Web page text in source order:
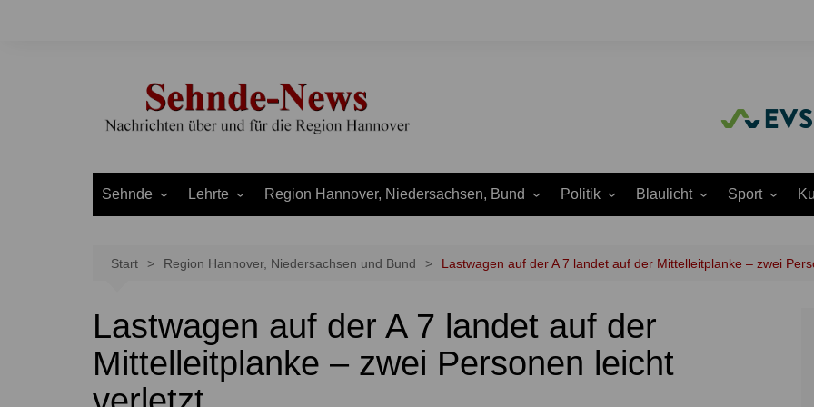
Sehnde
Bolzum
Evern
Gretenberg
Lehrte
Aligse
Hämelerwald
Immensen
Kolshorn
Region Hannover, Niedersachsen, Bund
Uetze
LEADER und Börderegion
Land Niedersachsen
Politik
Ortsrat
Parteien
Blaulicht
Justiz
Rettungsdienst
THW
Sport
Fußball
Start Region Hannover, Niedersachsen und Bund Lastwagen auf der A 7 landet auf der Mittelleitplanke – zwei
Lastwagen auf der A 7 landet auf der
Mittelleitplanke – zwei Personen leicht